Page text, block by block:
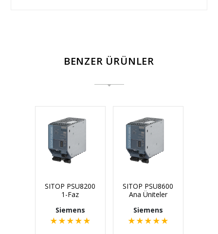
BENZER ÜRÜNLER
SITOP PSU8200
1-Faz
Siemens
★ ★ ★ ★ ★
SITOP PSU8600
Ana Üniteler
Siemens
★ ★ ★ ★ ★